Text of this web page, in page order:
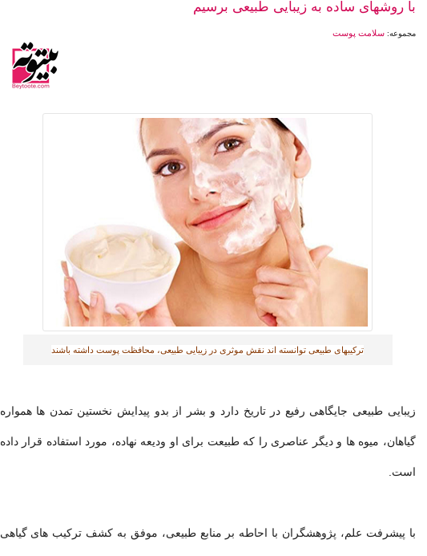
با روشهای ساده به زیبایی طبیعی برسیم
مجموعه:سلامت پوست
ترکیبهای طبیعی توانسته اند نقش موثری در زیبایی طبیعی، محافظت پوست داشته باشند‎
زیبایی طبیعی جایگاهی رفیع در تاریخ دارد و بشر از بدو پیدایش نخستین تمدن ها همواره
گیاهان، میوه ها و دیگر عناصری را که طبیعت برای او ودیعه نهاده، مورد استفاده قرار داده
است.
با پیشرفت علم، پژوهشگران با احاطه بر منابع طبیعی، موفق به کشف ترکیب های گیاهی